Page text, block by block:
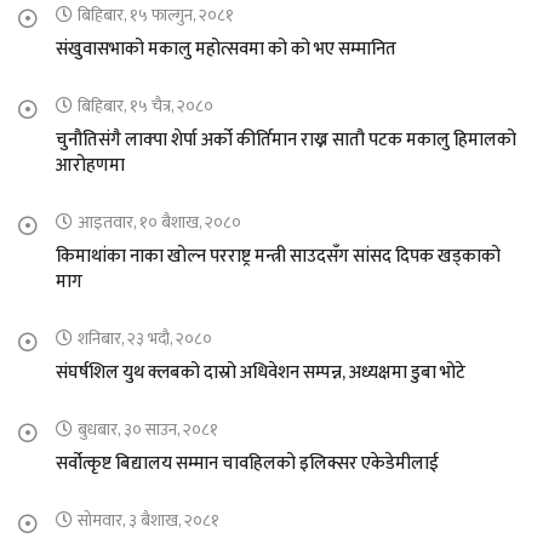
बिहिबार, १५ फाल्गुन, २०८१
संखुवासभाको मकालु महोत्सवमा को को भए सम्मानित
बिहिबार, १५ चैत्र, २०८०
चुनौतिसंगै लाक्पा शेर्पा अर्को कीर्तिमान राख्न सातौ पटक मकालु हिमालको
आरोहणमा
आइतवार, १० बैशाख, २०८०
किमाथांका नाका खोल्न परराष्ट्र मन्त्री साउदसँग सांसद दिपक खड्काको
माग
शनिबार, २३ भदौ, २०८०
संघर्षशिल युथ क्लबको दास्रो अधिवेशन सम्पन्न, अध्यक्षमा डुबा भोटे
बुधबार, ३० साउन, २०८१
सर्वोत्कृष्ट बिद्यालय सम्मान चावहिलको इलिक्सर एकेडेमीलाई
सोमवार, ३ बैशाख, २०८१